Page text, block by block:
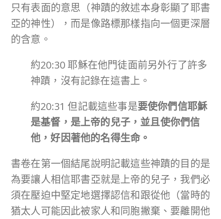
只有表面的意思（神蹟的敘述本身彰顯了耶書
亞的神性），而是像路標那樣指向一個更深層
的含意。
約20:30 耶穌在他門徒面前另外行了許多
神蹟，沒有記錄在這書上。
約20:31 但記載這些事是要使你們信耶穌
是基督，是上帝的兒子，並且使你們信
他，好因著他的名得生命。
書卷在第一個結尾說明記載這些神蹟的目的是
為要讓人相信耶書亞就是上帝的兒子，我們必
須在壓迫中堅定地選擇認信和跟從他（當時的
猶太人可能因此被家人和同胞撇棄、要離開他